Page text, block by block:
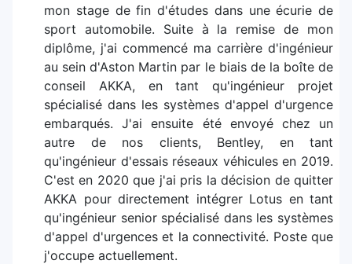
mon stage de fin d'études dans une écurie de
sport automobile. Suite à la remise de mon
diplôme, j'ai commencé ma carrière d'ingénieur
au sein d'Aston Martin par le biais de la boîte de
conseil AKKA, en tant qu'ingénieur projet
spécialisé dans les systèmes d'appel d'urgence
embarqués. J'ai ensuite été envoyé chez un
autre de nos clients, Bentley, en tant
qu'ingénieur d'essais réseaux véhicules en 2019.
C'est en 2020 que j'ai pris la décision de quitter
AKKA pour directement intégrer Lotus en tant
qu'ingénieur senior spécialisé dans les systèmes
d'appel d'urgences et la connectivité. Poste que
j'occupe actuellement.